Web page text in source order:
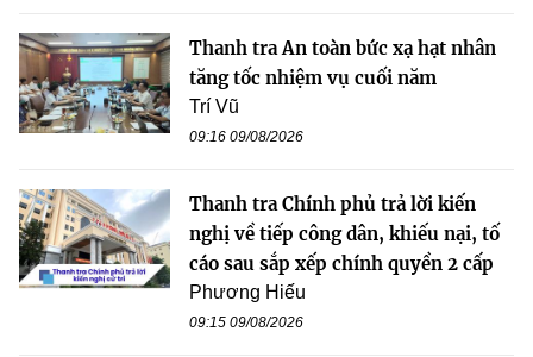
Thanh tra An toàn bức xạ hạt nhân
tăng tốc nhiệm vụ cuối năm
Trí Vũ
09:16 09/08/2026
Thanh tra Chính phủ trả lời kiến
nghị về tiếp công dân, khiếu nại, tố
cáo sau sắp xếp chính quyền 2 cấp
Phương Hiếu
09:15 09/08/2026